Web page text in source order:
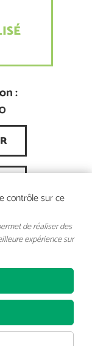
:
cookies
contrôle sur ce
de réaliser des
expérience sur